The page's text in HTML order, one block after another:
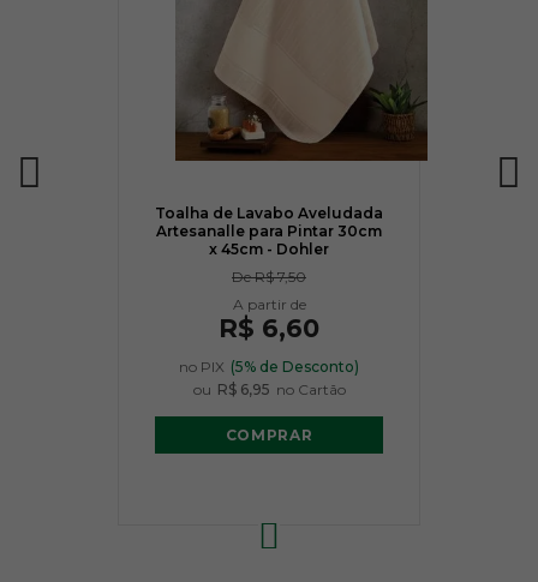
Toalha de Lavabo Aveludada
Artesanalle para Pintar 30cm
x 45cm - Dohler
DeR$ 7,50
R$ 6,60
no PIX (5% de Desconto)
ou R$ 6,95 no Cartão
COMPRAR